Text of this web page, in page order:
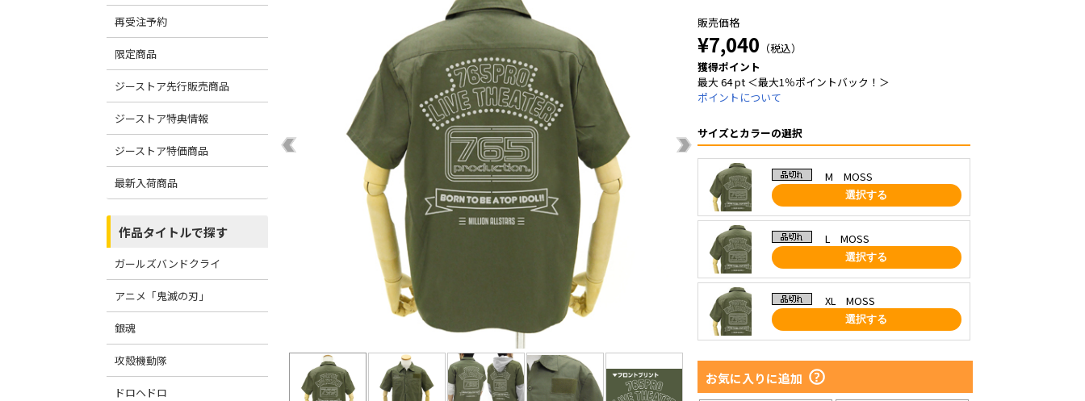
再受注予約
限定商品
ジーストア先行販売商品
ジーストア特典情報
ジーストア特価商品
最新入荷商品
作品タイトルで探す
ガールズバンドクライ
アニメ「鬼滅の刃」
銀魂
攻殻機動隊
ドロヘドロ
販売価格
¥7,040 （税込）
獲得ポイント
最大 64 pt ＜最大1％ポイントバック！＞
ポイントについて
サイズとカラーの選択
M MOSS
選択する
L MOSS
選択する
XL MOSS
選択する
お気に入りに追加